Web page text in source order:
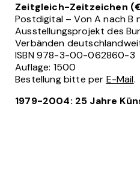
Zeitgleich-Zeitzeichen
Postdigital – Von A nach B
Ausstellungsprojekt des
Verbänden
ISBN 978-3-00-062860-3
Auflage: 1500
Bestellung bitte per E-Mail.
1979-2004: 25 Jahre